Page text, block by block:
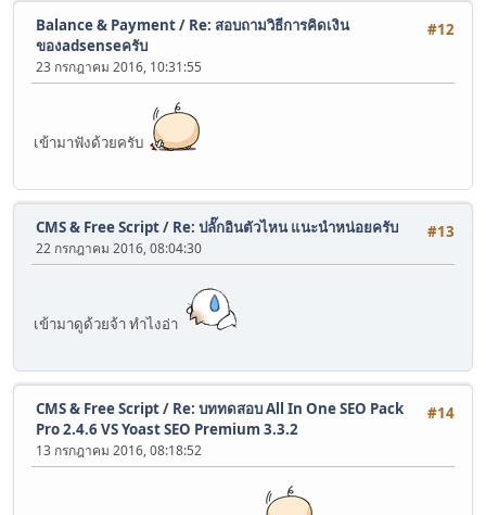
#12
Balance & Payment/ Re: สอบถามวิธีการคิดเงิน
ของadsenseครับ
23 กรกฎาคม 2016, 10:31:55
เข้ามาฟังด้วยครับ
#13
CMS & Free Script/ Re: ปลั๊กอินตัวไหน แนะนำหน่อยครับ
22 กรกฎาคม 2016, 08:04:30
เข้ามาดูด้วยจ้า ทำไงอ่า
#14
CMS & Free Script/ Re: บททดสอบ All In One SEO Pack
Pro 2.4.6 VS Yoast SEO Premium 3.3.2
13 กรกฎาคม 2016, 08:18:52